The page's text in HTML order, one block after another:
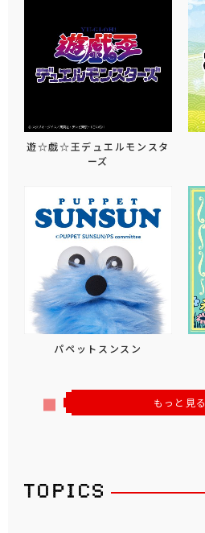
遊☆戯☆王デュエルモンスタ
ーズ
パペットスンスン
もっと見る